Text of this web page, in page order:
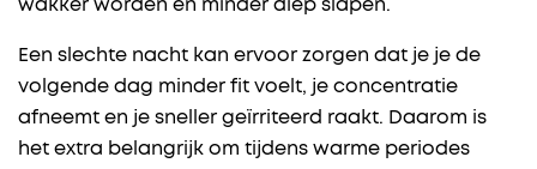
wakker worden en minder diep slapen.
Een slechte nacht kan ervoor zorgen dat je je de
volgende dag minder fit voelt, je concentratie
afneemt en je sneller geïrriteerd raakt. Daarom is
het extra belangrijk om tijdens warme periodes